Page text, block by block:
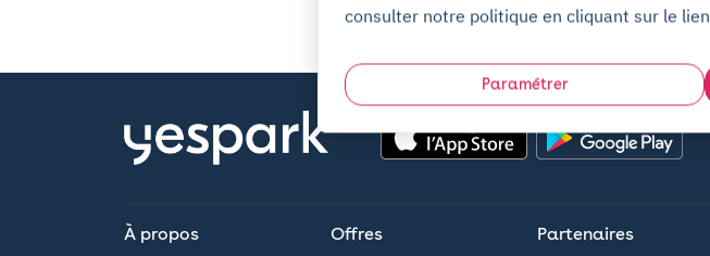
À propos Offres Partenaires
consulter notre politique en cliquant sur le lien
Paramétrer